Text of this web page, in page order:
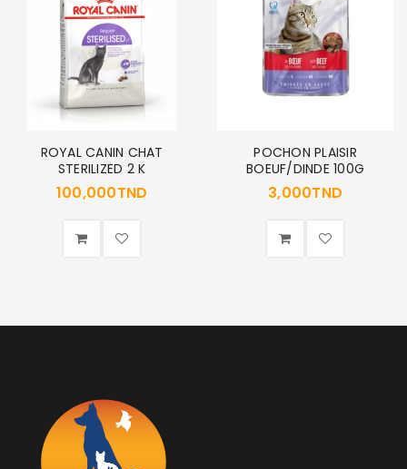
ROYAL CANIN CHAT
STERILIZED 2 K
100,000TND
POCHON PLAISIR
BOEUF/DINDE 100G
3,000TND